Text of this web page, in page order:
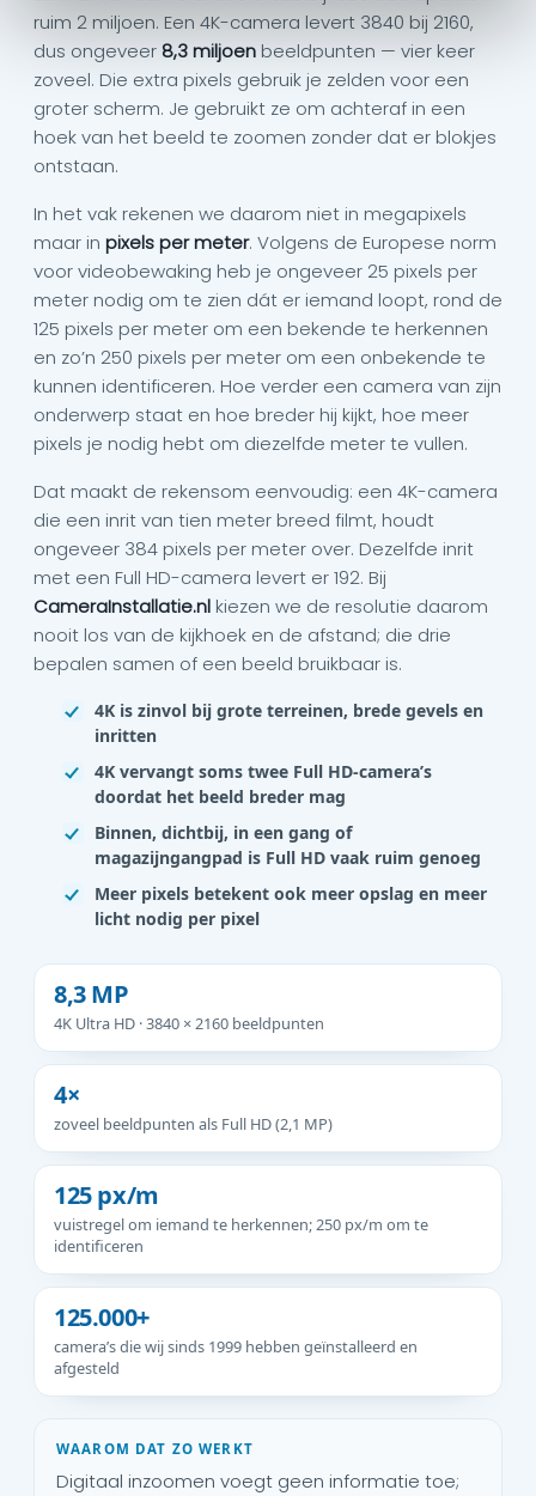
ruim 2 miljoen. Een 4K-camera levert 3840 bij 2160,
dus ongeveer8,3 miljoenbeeldpunten — vier keer
zoveel. Die extra pixels gebruik je zelden voor een
groter scherm. Je gebruikt ze om achteraf in een
hoek van het beeld te zoomen zonder dat er blokjes
ontstaan.
In het vak rekenen we daarom niet in megapixels
maar in pixels per meter. Volgens de Europese norm
voor videobewaking heb je ongeveer 25 pixels per
meter nodig om te zien dát er iemand loopt, rond de
125 pixels per meter om een bekende te herkennen
en zo’n 250 pixels per meter om een onbekende te
kunnen identificeren. Hoe verder een camera van zijn
onderwerp staat en hoe breder hij kijkt, hoe meer
pixels je nodig hebt om diezelfde meter te vullen.
Dat maakt de rekensom eenvoudig: een 4K-camera
die een inrit van tien meter breed filmt, houdt
ongeveer 384 pixels per meter over. Dezelfde inrit
met een Full HD-camera levert er 192. Bij
CameraInstallatie.nl kiezen we de resolutie daarom
nooit los van de kijkhoek en de afstand; die drie
bepalen samen of een beeld bruikbaar is.
4K is zinvol bij grote terreinen, brede gevels en
inritten
4K vervangt soms twee Full HD-camera’s
doordat het beeld breder mag
Binnen, dichtbij, in een gang of
magazijngangpad is Full HD vaak ruim genoeg
Meer pixels betekent ook meer opslag en meer
licht nodig per pixel
8,3 MP
4K Ultra HD · 3840 × 2160 beeldpunten
4×
zoveel beeldpunten als Full HD (2,1 MP)
125 px/m
vuistregel om iemand te herkennen; 250 px/m om te
identificeren
125.000+
camera’s die wij sinds 1999 hebben geïnstalleerd en
afgesteld
WAAROM DAT ZO WERKT
Digitaal inzoomen voegt geen informatie toe;